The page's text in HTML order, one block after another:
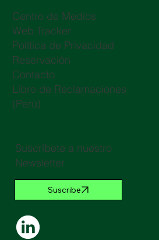
Centro de Medios
Web Tracker
Política de Privacidad
Reservación
Contacto
Libro de Reclamaciones
(Perú)
Suscríbete a nuestro
Newsletter
Suscribe